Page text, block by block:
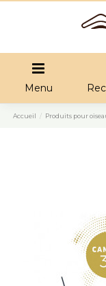
Menu
Accueil Produits pour